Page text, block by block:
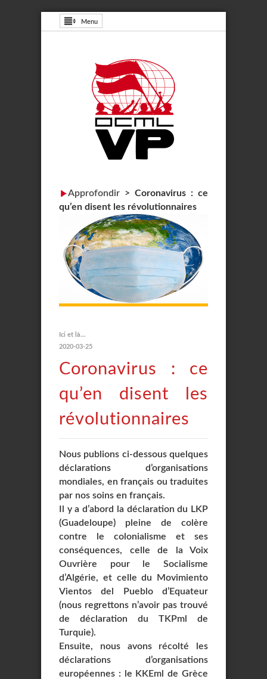
Menu
Approfondir > Coronavirus : ce
qu’en disent les révolutionnaires
Ici et là...
2020-03-25
Coronavirus : ce
qu’en disent les
révolutionnaires
Nous publions ci-dessous quelques
déclarations d’organisations
mondiales, en français ou traduites
par nos soins en français.
Il y a d’abord la déclaration du LKP
(Guadeloupe) pleine de colère
contre le colonialisme et ses
conséquences, celle de la Voix
Ouvrière pour le Socialisme
d’Algérie, et celle du Movimiento
Vientos del Pueblo d’Equateur
(nous regrettons n’avoir pas trouvé
de déclaration du TKPml de
Turquie).
Ensuite, nous avons récolté les
déclarations d’organisations
européennes : le KKEml de Grèce